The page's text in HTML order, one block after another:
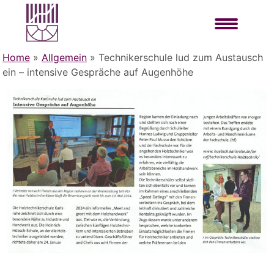
Home » Allgemein » Technikerschule lud zum Austausch
ein – intensive Gespräche auf Augenhöhe